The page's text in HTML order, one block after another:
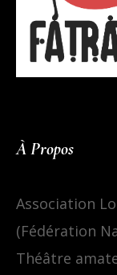
À Propos
Association
(Fédération
Théâtre